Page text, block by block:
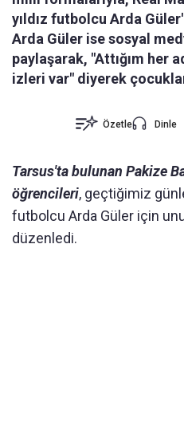
yıldız futbolcu Arda
Arda Güler ise sosyal
paylaşarak, "Attığım her
izleri var" diyerek
Özetle Dinle
Tarsus'ta bulunan Pakize
öğrencileri, geçtiğimiz
futbolcu Arda Güler için
düzenledi.